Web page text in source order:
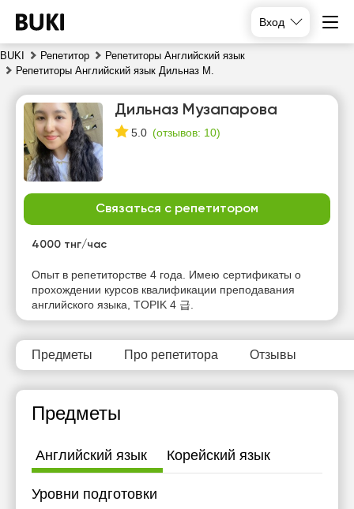
Вход
BUKI Репетитор
Репетиторы Английский язык
Репетиторы Английский язык Дильназ М.
Дильназ Музапарова
5.0 (отзывов: 10)
Связаться с репетитором
4000 тнг/час
Опыт в репетиторстве 4 года. Имею сертификаты о
прохождении курсов квалификации преподавания
английского языка, TOPIK 4 급.
Предметы Про репетитора Отзывы
Предметы
Английский язык Корейский язык
Уровни подготовки
сб
вс
Нет
свободных
часов
Нет
свободных
часов
Нет
свободных
Нет
свободных